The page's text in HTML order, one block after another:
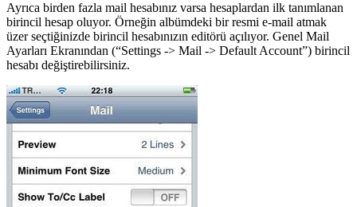
Ayrıca birden fazla mail hesabınız varsa hesaplardan ilk tanımlanan
birincil hesap oluyor. Örneğin albümdeki bir resmi e-mail atmak
üzer seçtiğinizde birincil hesabınızın editörü açılıyor. Genel Mail
Ayarları Ekranından (“Settings -> Mail -> Default Account”) birincil
hesabı değiştirebilirsiniz.